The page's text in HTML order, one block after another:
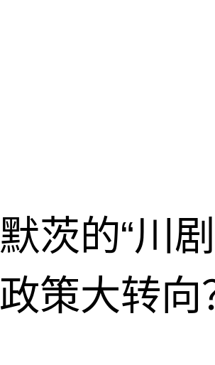
默茨的“川
政策大转向